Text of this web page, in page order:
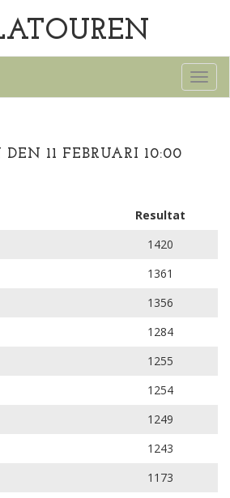
DEN 11 FEBRUARI 10:00
Resultat
1420
1361
1356
1284
1255
1254
1249
1243
1173